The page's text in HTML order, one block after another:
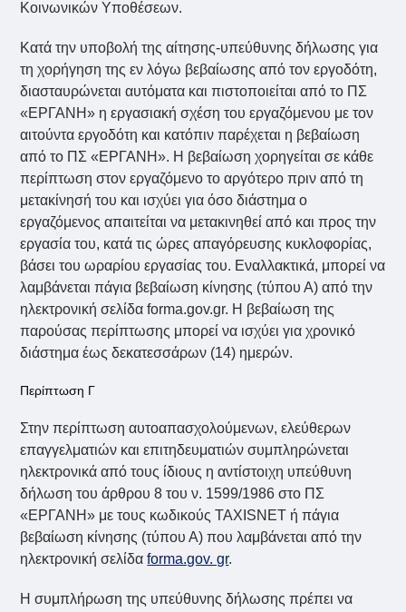
Κοινωνικών Υποθέσεων.
Κατά την υποβολή της αίτησης-υπεύθυνης δήλωσης για
τη χορήγηση της εν λόγω βεβαίωσης από τον εργοδότη,
διασταυρώνεται αυτόματα και πιστοποιείται από το ΠΣ
«ΕΡΓΑΝΗ» η εργασιακή σχέση του εργαζόμενου με τον
αιτούντα εργοδότη και κατόπιν παρέχεται η βεβαίωση
από το ΠΣ «ΕΡΓΑΝΗ». Η βεβαίωση χορηγείται σε κάθε
περίπτωση στον εργαζόμενο το αργότερο πριν από τη
μετακίνησή του και ισχύει για όσο διάστημα ο
εργαζόμενος απαιτείται να μετακινηθεί από και προς την
εργασία του, κατά τις ώρες απαγόρευσης κυκλοφορίας,
βάσει του ωραρίου εργασίας του. Εναλλακτικά, μπορεί να
λαμβάνεται πάγια βεβαίωση κίνησης (τύπου Α) από την
ηλεκτρονική σελίδα forma.gov.gr. Η βεβαίωση της
παρούσας περίπτωσης μπορεί να ισχύει για χρονικό
διάστημα έως δεκατεσσάρων (14) ημερών.
Περίπτωση Γ
Στην περίπτωση αυτοαπασχολούμενων, ελεύθερων
επαγγελματιών και επιτηδευματιών συμπληρώνεται
ηλεκτρονικά από τους ίδιους η αντίστοιχη υπεύθυνη
δήλωση του άρθρου 8 του ν. 1599/1986 στο ΠΣ
«ΕΡΓΑΝΗ» με τους κωδικούς TAXISNET ή πάγια
βεβαίωση κίνησης (τύπου Α) που λαμβάνεται από την
ηλεκτρονική σελίδαforma.gov. gr.
Η συμπλήρωση της υπεύθυνης δήλωσης πρέπει να